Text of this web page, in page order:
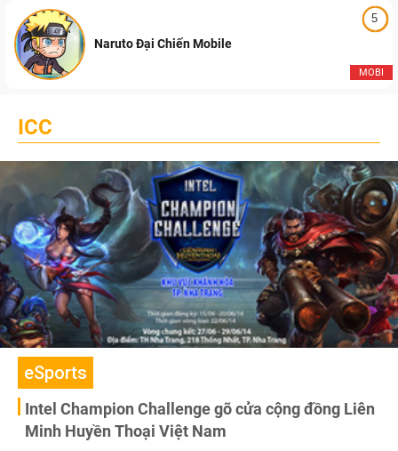
5
MOBI
Naruto Đại Chiến Mobile
ICC
eSports
Intel Champion Challenge gõ cửa cộng đồng Liên
Minh Huyền Thoại Việt Nam